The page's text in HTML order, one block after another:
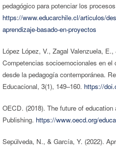
pedagógico para potenciar los
https://www.educarchile.cl/articulos/
aprendizaje-basado-en-proyectos
López López, V., Zagal Valenzuela,
Competencias socioemocionales en
desde la pedagogía contemporánea.
Educacional, 3(1), 149–160. https://
OECD. (2018). The future of
Publishing. https://www.oecd.org/
Sepúlveda, N., & García, Y. (2022).